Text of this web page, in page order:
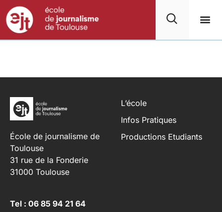
École de journalisme de
Toulouse
31 rue de la Fonderie
31000 Toulouse
L’école
Infos Pratiques
Productions Etudiants
Tel : 06 85 94 21 64